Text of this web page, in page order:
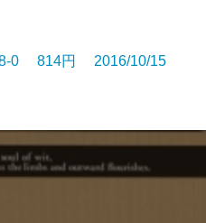
0 814円 2016/10/15